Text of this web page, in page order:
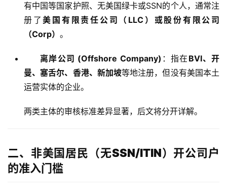
有中国等国家护照、无美国绿卡或SSN的个人，通常注
册了美国有限责任公司（LLC）或股份有限公司
（Corp） 。
离岸公司 (Offshore Company) ：指在 BVI、开
曼、塞舌尔、香港、新加坡等地注册，但没有美国本土
运营实体的企业。
两类主体的审核标准差异显著，后文将分开详解。
二、非美国居民（无SSN/ITIN）开公司户
的准入门槛